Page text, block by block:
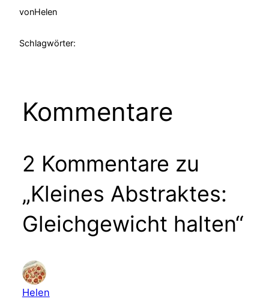
vonHelen
Schlagwörter:
Kommentare
2 Kommentare zu
„Kleines Abstraktes:
Gleichgewicht halten“
Helen